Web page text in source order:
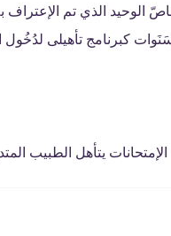
الذي تم الإعتراف
يتأهل الطبيب